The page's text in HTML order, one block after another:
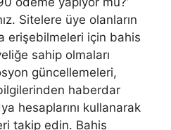
Sitelere üye olanların
erişebilmeleri için bahis
sahip olmaları
güncellemeleri,
haberdar
hesaplarını kullanarak
takip edin. Bahis